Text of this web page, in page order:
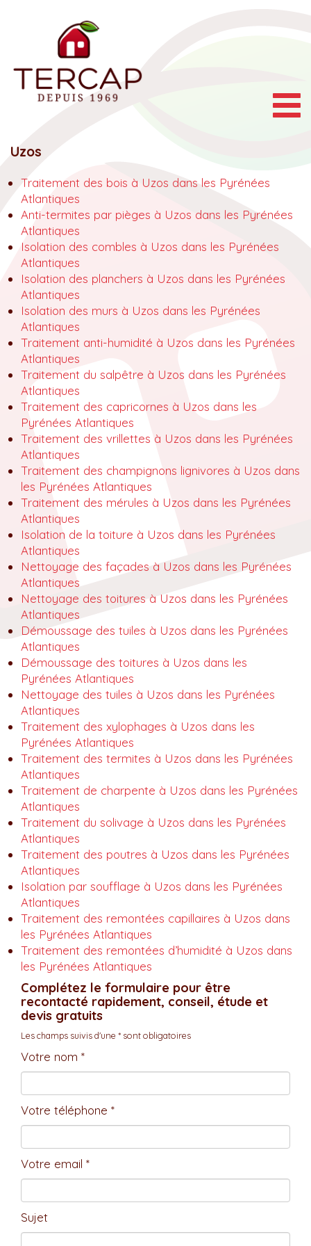
Uzos
Traitement des bois à Uzos dans les Pyrénées
Atlantiques
Anti-termites par pièges à Uzos dans les Pyrénées
Atlantiques
Isolation des combles à Uzos dans les Pyrénées
Atlantiques
Isolation des planchers à Uzos dans les Pyrénées
Atlantiques
Isolation des murs à Uzos dans les Pyrénées
Atlantiques
Traitement anti-humidité à Uzos dans les Pyrénées
Atlantiques
Traitement du salpêtre à Uzos dans les Pyrénées
Atlantiques
Traitement des capricornes à Uzos dans les
Pyrénées Atlantiques
Traitement des vrillettes à Uzos dans les Pyrénées
Atlantiques
Traitement des champignons lignivores à Uzos dans
les Pyrénées Atlantiques
Traitement des mérules à Uzos dans les Pyrénées
Atlantiques
Isolation de la toiture à Uzos dans les Pyrénées
Atlantiques
Nettoyage des façades à Uzos dans les Pyrénées
Atlantiques
Nettoyage des toitures à Uzos dans les Pyrénées
Atlantiques
Démoussage des tuiles à Uzos dans les Pyrénées
Atlantiques
Démoussage des toitures à Uzos dans les
Pyrénées Atlantiques
Nettoyage des tuiles à Uzos dans les Pyrénées
Atlantiques
Traitement des xylophages à Uzos dans les
Pyrénées Atlantiques
Traitement des termites à Uzos dans les Pyrénées
Atlantiques
Traitement de charpente à Uzos dans les Pyrénées
Atlantiques
Traitement du solivage à Uzos dans les Pyrénées
Atlantiques
Traitement des poutres à Uzos dans les Pyrénées
Atlantiques
Isolation par soufflage à Uzos dans les Pyrénées
Atlantiques
Traitement des remontées capillaires à Uzos dans
les Pyrénées Atlantiques
Traitement des remontées d’humidité à Uzos dans
les Pyrénées Atlantiques
Complétez le formulaire pour être
recontacté rapidement, conseil, étude et
devis gratuits
Les champs suivis d'une * sont obligatoires
Votre nom *
Votre téléphone *
Votre email *
Sujet